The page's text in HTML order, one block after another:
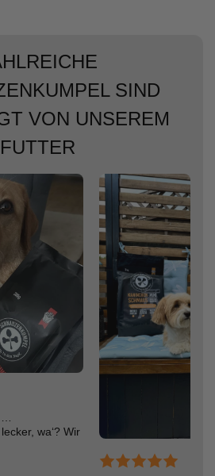
SIND
VON UNSEREM
FUTTER
wa‘? Wir